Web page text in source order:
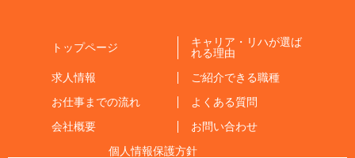
トップページ
キャリア・リハが選ば
れる理由
求人情報
ご紹介できる職種
お仕事までの流れ
よくある質問
会社概要
お問い合わせ
個人情報保護方針